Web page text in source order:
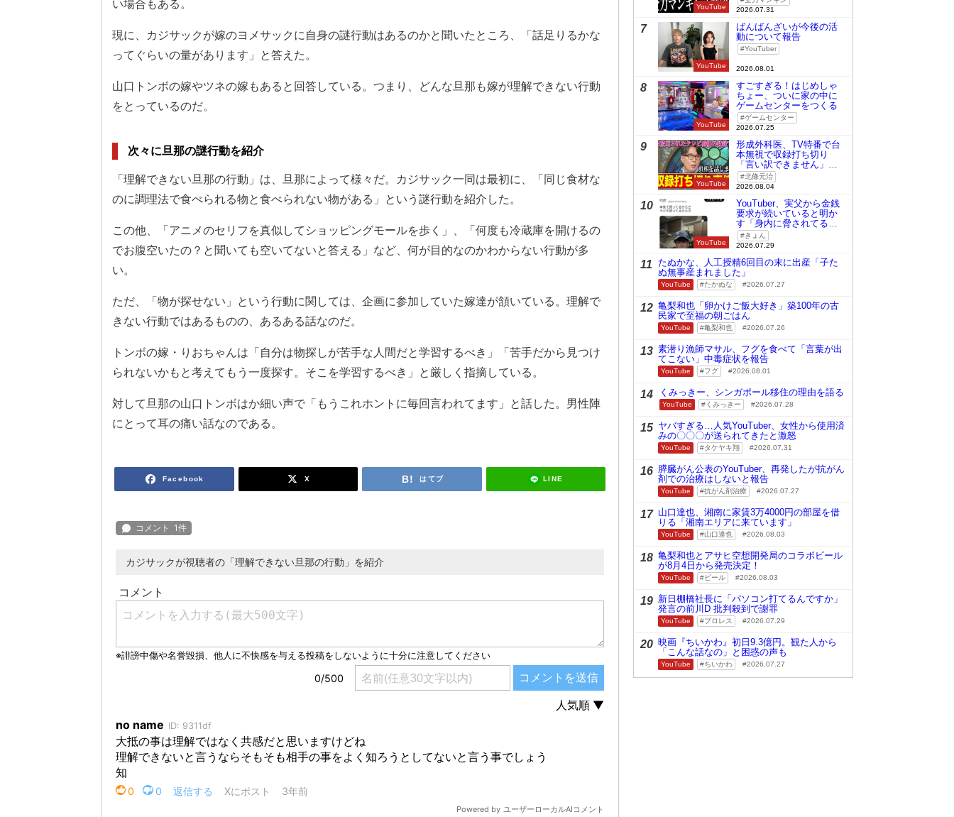
い場合もある。
現に、カジサックが嫁のヨメサックに自身の謎行動はあるのかと聞いたところ、「話足りるかな
ってぐらいの量があります」と答えた。
山口トンボの嫁やツネの嫁もあると回答している。つまり、どんな旦那も嫁が理解できない行動
をとっているのだ。
次々に旦那の謎行動を紹介
「理解できない旦那の行動」は、旦那によって様々だ。カジサック一同は最初に、「同じ食材な
のに調理法で食べられる物と食べられない物がある」という謎行動を紹介した。
この他、「アニメのセリフを真似してショッピングモールを歩く」、「何度も冷蔵庫を開けるの
でお腹空いたの？と聞いても空いてないと答える」など、何が目的なのかわからない行動が多
い。
ただ、「物が探せない」という行動に関しては、企画に参加していた嫁達が頷いている。理解で
きない行動ではあるものの、あるある話なのだ。
トンボの嫁・りおちゃんは「自分は物探しが苦手な人間だと学習するべき」「苦手だから見つけ
られないかもと考えてもう一度探す。そこを学習するべき」と厳しく指摘している。
対して旦那の山口トンボはか細い声で「もうこれホントに毎回言われてます」と話した。男性陣
にとって耳の痛い話なのである。
Facebook X はてブ LINE
カジサックが視聴者の「理解できない旦那の行動」を紹介
YouTube
2026.07.31
7
YouTube
ばんばんざいが今後の活
動について報告
YouTuber
2026.08.01
8
YouTube
すごすぎる！はじめしゃ
ちょー、ついに家の中に
ゲームセンターをつくる
ゲームセンター
2026.07.25
9
YouTube
形成外科医、TV特番で台
本無視で収録打ち切り
「言い訳できません」と
謝罪北條元治
2026.08.04
10
YouTube
YouTuber、実父から金銭
要求が続いていると明か
す「身内に脅されてる
の」きょん
2026.07.29
11
たぬかな、人工授精6回目の末に出産「子た
ぬ無事産まれました」
YouTube たかぬな 2026.07.27
12 亀梨和也「卵かけご飯大好き」築100年の古
民家で至福の朝ごはん
YouTube 亀梨和也 2026.07.26
13 素潜り漁師マサル、フグを食べて「言葉が出
てこない」中毒症状を報告
YouTube フグ 2026.08.01
14 くみっきー、シンガポール移住の理由を語る
YouTube くみっきー 2026.07.28
15 ヤバすぎる…人気YouTuber、女性から使用済
みの〇〇〇が送られてきたと激怒
YouTube タケヤキ翔 2026.07.31
16 膵臓がん公表のYouTuber、再発したが抗がん
剤での治療はしないと報告
YouTube 抗がん剤治療 2026.07.27
17 山口達也、湘南に家賃3万4000円の部屋を借
りる「湘南エリアに来ています」
YouTube 山口達也 2026.08.03
18 亀梨和也とアサヒ空想開発局のコラボビール
が8月4日から発売決定！
YouTube ビール 2026.08.03
19 新日棚橋社長に「パソコン打てるんですか」
発言の前川D 批判殺到で謝罪
YouTube プロレス 2026.07.29
20 映画『ちいかわ』初日9.3億円。観た人から
「こんな話なの」と困惑の声も
YouTube ちいかわ 2026.07.27